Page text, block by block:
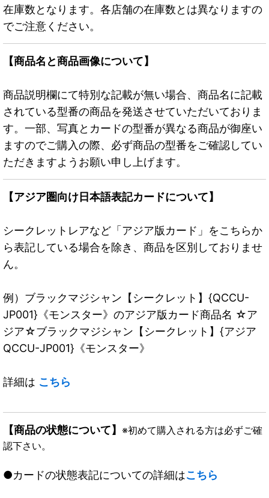
在庫数となります。各店舗の在庫数とは異なりますの
でご注意ください。
【商品名と商品画像について】
商品説明欄にて特別な記載が無い場合、商品名に記載
されている型番の商品を発送させていただいておりま
す。一部、写真とカードの型番が異なる商品が御座い
ますのでご購入の際、必ず商品の型番をご確認してい
ただきますようお願い申し上げます。
【アジア圏向け日本語表記カードについて】
シークレットレアなど「アジア版カード」をこちらか
ら表記している場合を除き、商品を区別しておりませ
ん。
例）ブラックマジシャン【シークレット】{QCCU-
JP001}《モンスター》のアジア版カード商品名 ☆ア
ジア☆ブラックマジシャン【シークレット】{アジア
QCCU-JP001}《モンスター》
詳細は こちら
【商品の状態について】 ※初めて購入される方は必ずご確
認下さい。
●カードの状態表記についての詳細はこちら